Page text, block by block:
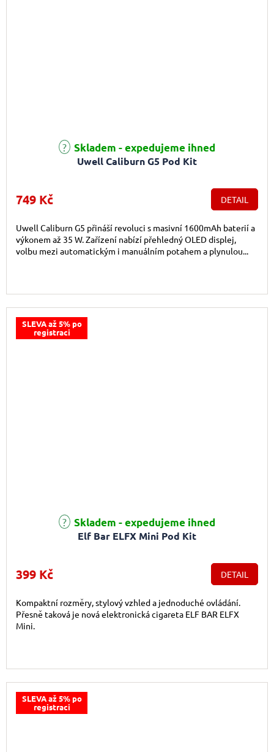
Uwell Caliburn G5 Pod Kit
Skladem - expedujeme ihned
749 Kč DETAIL
Uwell Caliburn G5 přináší revoluci s masivní 1600mAh baterií a
výkonem až 35 W. Zařízení nabízí přehledný OLED displej,
volbu mezi automatickým i manuálním potahem a plynulou...
SLEVA až 5% po
registraci
Elf Bar ELFX Mini Pod Kit
Skladem - expedujeme ihned
399 Kč DETAIL
Kompaktní rozměry, stylový vzhled a jednoduché ovládání.
Přesně taková je nová elektronická cigareta ELF BAR ELFX
Mini.
SLEVA až 5% po
registraci